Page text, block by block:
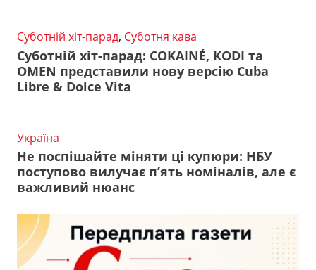
Суботній хіт-парад, Суботня кава
Суботній хіт-парад: COKAINÉ, KODI та
OMEN представили нову версію Cuba
Libre & Dolce Vita
Україна
Не поспішайте міняти ці купюри: НБУ
поступово вилучає п’ять номіналів, але є
важливий нюанс